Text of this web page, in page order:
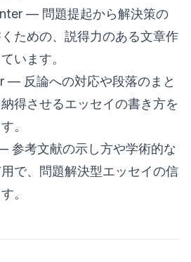
— 問題提起から解決策の
ための、説得力のある文章作
います。
— 反論への対応や段落のまと
得させるエッセイの書き方を
。
参考文献の示し方や学術的な
で、問題解決型エッセイの信
。